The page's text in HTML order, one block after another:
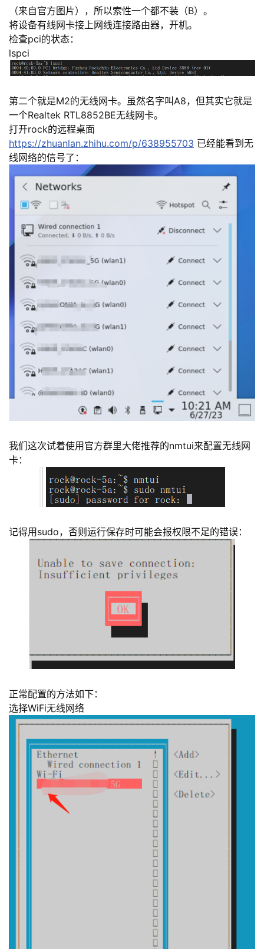
（来自官方图片），所以索性一个都不装（B）。
将设备有线网卡接上网线连接路由器，开机。
检查pci的状态：
lspci
第二个就是M2的无线网卡。虽然名字叫A8，但其实它就是
一个Realtek RTL8852BE无线网卡。
打开rock的远程桌面
https://zhuanlan.zhihu.com/p/638955703 已经能看到无
线网络的信号了：
我们这次试着使用官方群里大佬推荐的nmtui来配置无线网
卡：
记得用sudo，否则运行保存时可能会报权限不足的错误：
正常配置的方法如下：
选择WiFi无线网络